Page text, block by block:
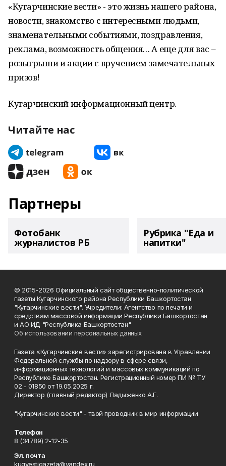
«Кугарчинские вести» - это жизнь нашего района,
новости, знакомство с интересными людьми,
знаменательными событиями, поздравления,
реклама, возможность общения… А еще для вас –
розыгрыши и акции с вручением замечательных
призов!
Кугарчинский информационный центр.
Читайте нас
Партнеры
Фотобанк
журналистов РБ
Рубрика "Еда и
напитки"
© 2015-2026 Официальный сайт общественно-политической
газеты Кугарчинского района Республики Башкортостан
"Кугарчинские вести". Учредители: Агентство по печати и
средствам массовой информации Республики Башкортостан
и АО ИД "Республика Башкортостан"
Об использовании персональных данных
Газета «Кугарчинские вести» зарегистрирована в Управлении
Федеральной службы по надзору в сфере связи,
информационных технологий и массовых коммуникаций по
Республике Башкортостан. Регистрационный номер ПИ № ТУ
02 - 01850 от 19.05.2025 г.
Директор (главный редактор) Ладыженко А.Г.
"Кугарчинские вести" - твой проводник в мир информации
Телефон
8 (34789) 2-12-35
Эл. почта
kugvestigazeta@yandex.ru